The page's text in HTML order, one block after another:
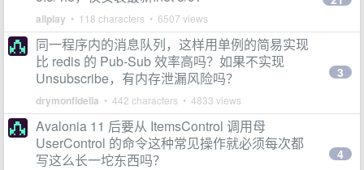
allplay • 118 characters • 6507 views
同一程序内的消息队列，这样用单例的简易实现
比 redis 的 Pub-Sub 效率高吗？如果不实现
Unsubscribe，有内存泄漏风险吗？
drymonfidelia • 442 characters • 4833 views
3
Avalonia 11 后要从 ItemsControl 调用母
UserControl 的命令这种常见操作就必须每次都
写这么长一坨东西吗？
4